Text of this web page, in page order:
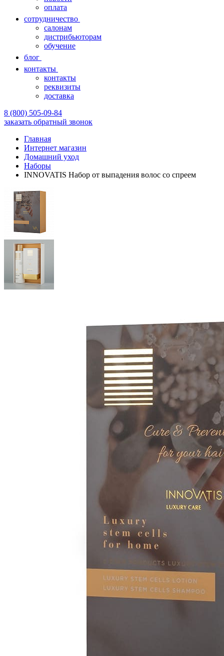
оплата
сотрудничество
салонам
дистрибьюторам
обучение
блог
контакты
контакты
реквизиты
доставка
8 (800) 505-09-84
заказать обратный звонок
Главная
Интернет магазин
Домашний уход
Наборы
INNOVATIS Набор от выпадения волос со спреем